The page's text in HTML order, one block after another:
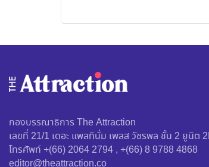
กองบรรณาธิการ The Attraction
เลขที่ 21/1 เดอะ แพลทินั่ม เพลส วัชรพล ชั้น 2 ยูนิต
โทรศัพท์ +(66) 2064 2794 , +(66) 8 9788 4868
editor@theattraction.co